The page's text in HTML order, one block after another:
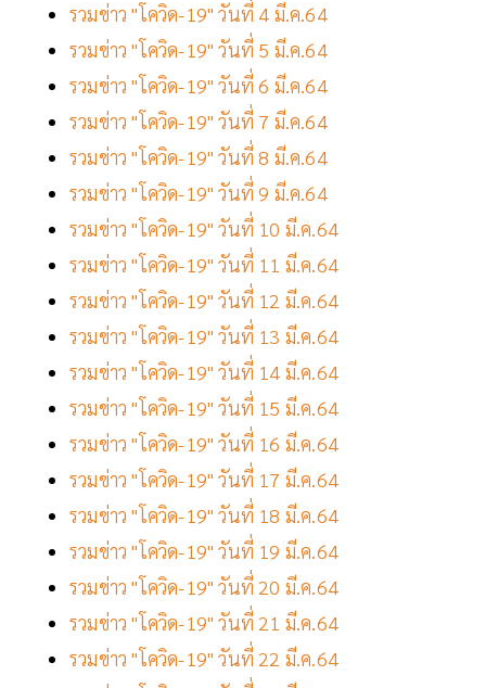
รวมข่าว "โควิด-19" วันที่ 4 มี.ค.64
รวมข่าว "โควิด-19" วันที่ 5 มี.ค.64
รวมข่าว "โควิด-19" วันที่ 6 มี.ค.64
รวมข่าว "โควิด-19" วันที่ 7 มี.ค.64
รวมข่าว "โควิด-19" วันที่ 8 มี.ค.64
รวมข่าว "โควิด-19" วันที่ 9 มี.ค.64
รวมข่าว "โควิด-19" วันที่ 10 มี.ค.64
รวมข่าว "โควิด-19" วันที่ 11 มี.ค.64
รวมข่าว "โควิด-19" วันที่ 12 มี.ค.64
รวมข่าว "โควิด-19" วันที่ 13 มี.ค.64
รวมข่าว "โควิด-19" วันที่ 14 มี.ค.64
รวมข่าว "โควิด-19" วันที่ 15 มี.ค.64
รวมข่าว "โควิด-19" วันที่ 16 มี.ค.64
รวมข่าว "โควิด-19" วันที่ 17 มี.ค.64
รวมข่าว "โควิด-19" วันที่ 18 มี.ค.64
รวมข่าว "โควิด-19" วันที่ 19 มี.ค.64
รวมข่าว "โควิด-19" วันที่ 20 มี.ค.64
รวมข่าว "โควิด-19" วันที่ 21 มี.ค.64
รวมข่าว "โควิด-19" วันที่ 22 มี.ค.64